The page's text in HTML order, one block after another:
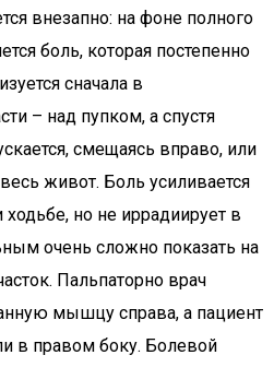
внезапно: на фоне полного
боль, которая постепенно
сначала в
– над пупком, а спустя
смещаясь вправо, или
живот. Боль усиливается
но не иррадиирует в
очень сложно показать на
Пальпаторно врач
мышцу справа, а пациент
в правом боку. Болевой